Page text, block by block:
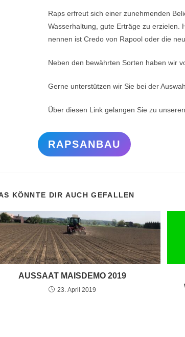
Raps erfreut sich einer zunehmenden
Wasserhaltung, gute Erträge zu erzielen.
nennen ist Credo von Rapool oder die
Neben den bewährten Sorten haben wir
Gerne unterstützen wir Sie bei der
Über diesen Link gelangen Sie zu
RAPSANBAU
KÖNNTE DIR AUCH GEFALLEN
AUSSAAT MAISDEMO 2019
23. April 2019